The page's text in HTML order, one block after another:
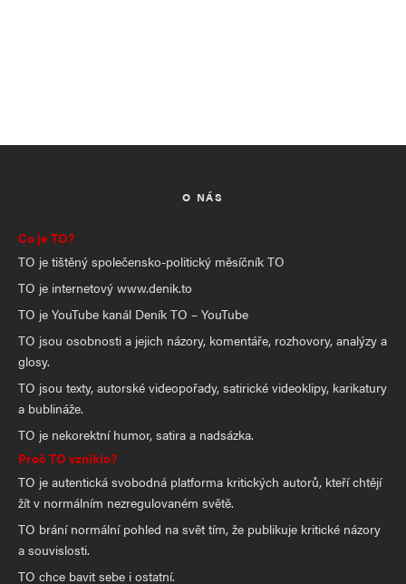
O NÁS
Co je TO?
TO je tištěný společensko-politický měsíčník TO
TO je internetový www.denik.to
TO je YouTube kanál Deník TO – YouTube
TO jsou osobnosti a jejich názory, komentáře, rozhovory, analýzy a
glosy.
TO jsou texty, autorské videopořady, satirické videoklipy, karikatury
a bublináže.
TO je nekorektní humor, satira a nadsázka.
Proč TO vzniklo?
TO je autentická svobodná platforma kritických autorů, kteří chtějí
žít v normálním nezregulovaném světě.
TO brání normální pohled na svět tím, že publikuje kritické názory
a souvislosti.
TO chce bavit sebe i ostatní.